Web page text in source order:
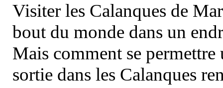
Visiter les Calanques de
bout du monde dans un
Mais comment se permettre
sortie dans les Calanques